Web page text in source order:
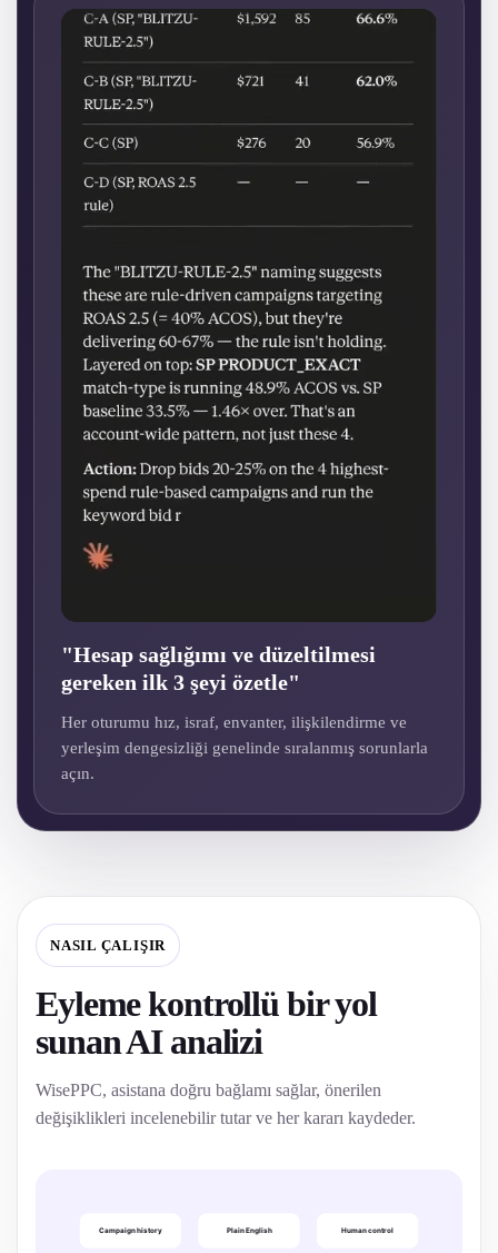
"Hesap sağlığımı ve düzeltilmesi
gereken ilk 3 şeyi özetle"
Her oturumu hız, israf, envanter, ilişkilendirme ve
yerleşim dengesizliği genelinde sıralanmış sorunlarla
açın.
NASIL ÇALIŞIR
Eyleme kontrollü bir yol
sunan AI analizi
WisePPC, asistana doğru bağlamı sağlar, önerilen
değişiklikleri incelenebilir tutar ve her kararı kaydeder.